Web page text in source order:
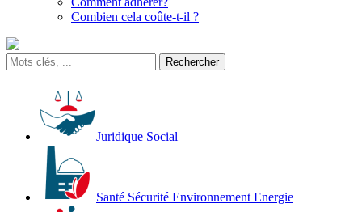
Combien cela coûte-t-il ?
Juridique Social
Santé Sécurité Environnement Energie